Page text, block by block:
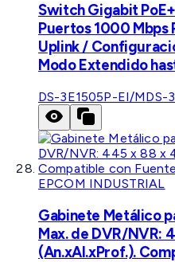
Switch Gigabit
Puertos 1000 Mbps
Uplink /
Modo Extendido
DS-3E1505P-EI/MDS-
EPCOM INDUSTRIAL
Gabinete Metálico
Max. de DVR/NVR:
(An.xAl.xProf.).